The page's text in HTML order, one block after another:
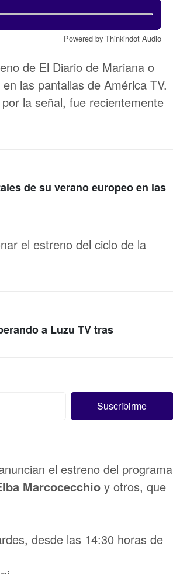
Powered by Thinkindot Audio
de El Diario de Mariana o
en las pantallas de América TV.
la señal, fue recientemente
de su verano europeo en las
el estreno del ciclo de la
a Luzu TV tras
el estreno del programa
Marcocecchio y otros, que
desde las 14:30 horas de